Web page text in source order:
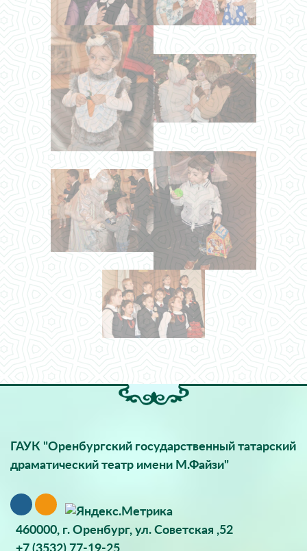
ГАУК "Оренбургский государственный татарский
драматический театр имени М.Файзи"
460000, г. Оренбург, ул. Советская ,52